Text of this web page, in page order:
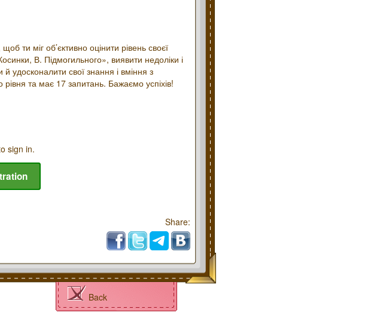
ти міг об’єктивно оцінити рівень своєї
В. Підмогильного», виявити недоліки і
удосконалити свої знання і вміння з
та має 17 запитань. Бажаємо успіхів!
sign in.
Share:
Back